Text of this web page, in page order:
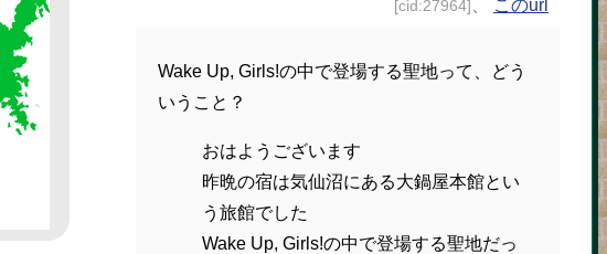
[cid:27964] このurl
Wake Up, Girls!の中で登場する聖地って、どう
いうこと？
おはようございます
昨晩の宿は気仙沼にある大鍋屋本館とい
う旅館でした
Wake Up, Girls!の中で登場する聖地だっ